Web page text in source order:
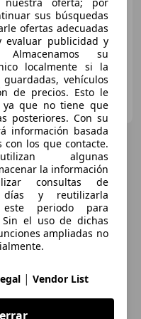
132 kW (179 CV)
sus búsquedas
ofertas adecuadas
evaluar publicidad y
Almacenamos su
localmente si la
vehículos
de precios. Esto le
que no tiene que
posteriores. Con su
información basada
con los que contacte.
algunas
la información
consultas de
y reutilizarla
este periodo para
Sin el uso de dichas
ampliadas no
| Vendor List